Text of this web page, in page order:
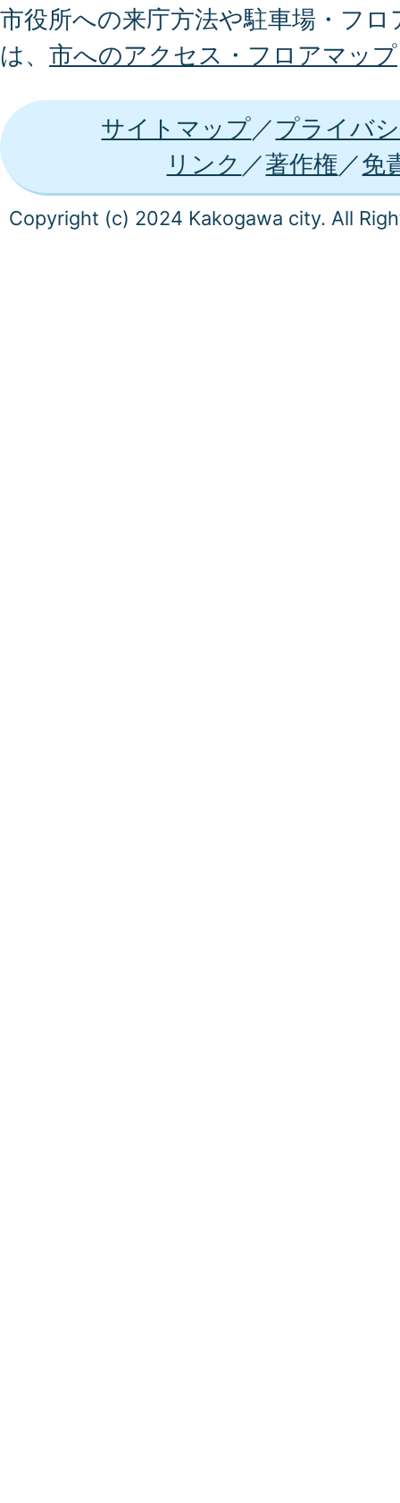
市役所への来庁方法や駐車場・フ
は、 市へのアクセス・フロアマップ
サイトマップ
プライバ
リンク
著作権 免
Copyright (c) 2024 Kakogawa city. All